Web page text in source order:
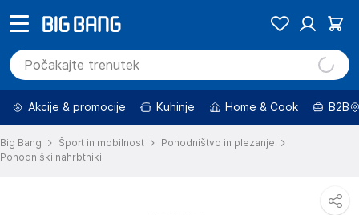
Akcije & promocije Kuhinje Home & Cook B2B
Big Bang Šport in mobilnost
Pohodništvo in plezanje
Pohodniški nahrbtniki